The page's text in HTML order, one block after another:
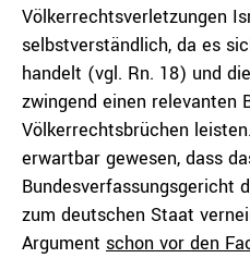
Völkerrechtsverletzungen
selbstverständlich, da es
handelt (vgl. Rn. 18) und
zwingend einen relevanten
Völkerrechtsbrüchen
erwartbar gewesen, dass
Bundesverfassungsgericht
zum deutschen Staat
Argument schon vor den